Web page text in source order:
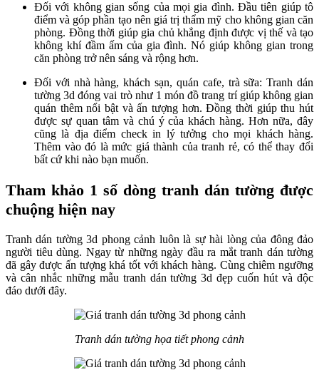
Đối với không gian sống của mọi gia đình. Đầu tiên giúp tô
điểm và góp phần tạo nên giá trị thẩm mỹ cho không gian căn
phòng. Đồng thời giúp gia chủ khẳng định được vị thế và tạo
không khí đầm ấm của gia đình. Nó giúp không gian trong
căn phòng trở nên sáng và rộng hơn.
Đối với nhà hàng, khách sạn, quán cafe, trà sữa: Tranh dán
tường 3d đóng vai trò như 1 món đồ trang trí giúp không gian
quán thêm nổi bật và ấn tượng hơn. Đồng thời giúp thu hút
được sự quan tâm và chú ý của khách hàng. Hơn nữa, đây
cũng là địa điểm check in lý tưởng cho mọi khách hàng.
Thêm vào đó là mức giá thành của tranh rẻ, có thể thay đổi
bất cứ khi nào bạn muốn.
Tham khảo 1 số dòng tranh dán tường được
chuộng hiện nay
Tranh dán tường 3d phong cảnh luôn là sự hài lòng của đông đảo
người tiêu dùng. Ngay từ những ngày đầu ra mắt tranh dán tường
đã gây được ấn tượng khá tốt với khách hàng. Cùng chiêm ngưỡng
và cân nhắc những mẫu tranh dán tường 3d đẹp cuốn hút và độc
đáo dưới đây.
Tranh dán tường họa tiết phong cảnh